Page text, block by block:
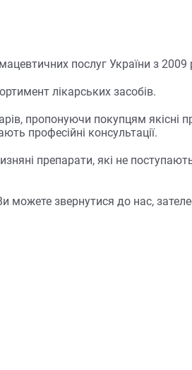
послуг України з 2009
лікарських засобів.
пропонуючи покупцям якісні
професійні консультації.
препарати, які не
можете звернутися до нас,